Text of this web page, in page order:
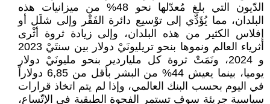
الدّيون التي بلغ مُعدّلها نحو 48% من ميزانيات هذه
البلدان، مما يُؤَدِّي إلى توْسيع دائرة الفَقْر وإلى شلَل أو
إفلاس الكثير من هذه البلدان، وإلى زيادة ثروة أثْرى
أثرياء العالم ونموها بنحو تريليونَيْ دولار بين سنتَيْ 2023
و 2024، ونَمَتْ ثروة كل ملياردير بنحو مليونَيْ دولار
يوميا، بينما يعيش 44% من البشر بأقل من 6,85 دولاراً
في اليوم بحسب البنك العالمي، وإذا لم يتم اتخاذ قرارات
سياسية جريئة سوف تستمر الفجوة الطبقية في الإتّساع،